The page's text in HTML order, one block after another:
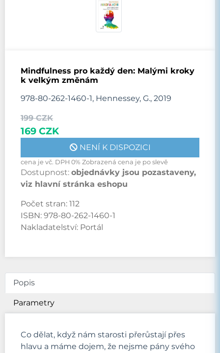
Mindfulness pro každý den: Malými kroky
k velkým změnám
978-80-262-1460-1, Hennessey, G., 2019
199 CZK
169 CZK
NENÍ K DISPOZICI
cena je vč. DPH 0% Zobrazená cena je po slevě
Dostupnost: objednávky jsou pozastaveny,
viz hlavní stránka eshopu
Počet stran: 112
ISBN: 978-80-262-1460-1
Nakladatelství: Portál
Popis
Parametry
Co dělat, když nám starosti přerůstají přes
hlavu a máme dojem, že nejsme pány svého